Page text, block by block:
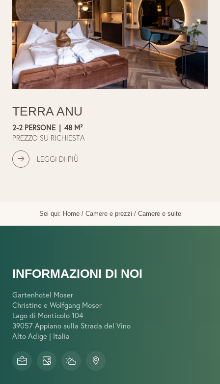
TERRA ANU
2-2 PERSONE | 48 M²
PREZZO SU RICHIESTA
LEGGI DI PIÙ
Sei qui: Home/ Camere e prezzi / Camere e suite
INFORMAZIONI DI NOI
Gartenhotel Moser
Christine e Wolfgang Moser
Lago di Monticolo 104
39057 Appiano sulla Strada del Vino
Alto Adige | Italia